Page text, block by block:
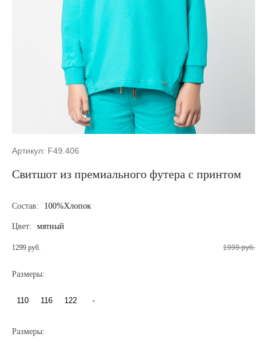
Артикул: F49.406
Свитшот из премиального футера с принтом
Состав: 100%Хлопок
Цвет: мятный
1299 руб. 1999 руб.
Размеры:
110 116 122 -
Размеры: